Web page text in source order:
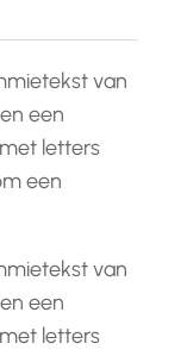
van
een
letters
een
van
een
letters